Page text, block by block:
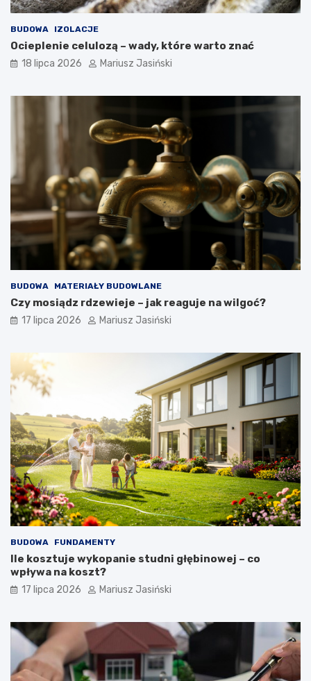
BUDOWA IZOLACJE
Ocieplenie celulozą – wady, które warto znać
18 lipca 2026 Mariusz Jasiński
BUDOWA MATERIAŁY BUDOWLANE
Czy mosiądz rdzewieje – jak reaguje na wilgoć?
17 lipca 2026 Mariusz Jasiński
BUDOWA FUNDAMENTY
Ile kosztuje wykopanie studni głębinowej – co
wpływa na koszt?
17 lipca 2026 Mariusz Jasiński